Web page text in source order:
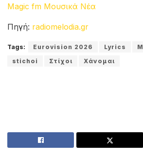
Memories of the day we met
Taped it all on an old cassette
All I hear is what the echoes know
And it pulls where I cannot go
Σου τηλέφωνω
Μου ‘χεις λείψει κι έχω τύψεις